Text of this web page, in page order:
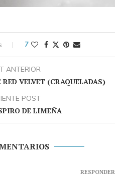
7
ANTERIOR
VELVET (CRAQUELADAS)
POST
DE LIMEÑA
RESPONDER